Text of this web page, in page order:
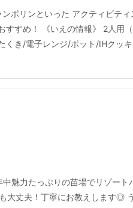
ポリンといった アクティビテ
すすめ！ 《いえの情報》 2人用
き/電子レンジ/ポット/IHクッ
魅力たっぷりの苗場でリゾート
大丈夫！丁寧にお教えします◎